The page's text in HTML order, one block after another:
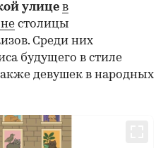
улице в
столицы
Среди них
будущего в стиле
девушек в народных